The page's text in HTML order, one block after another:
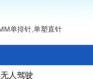
单排针,单塑直针
人驾驶